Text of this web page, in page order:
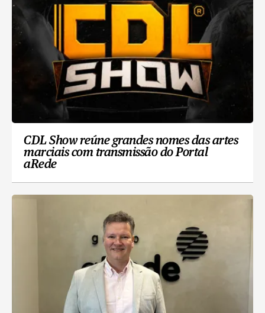
CDL Show reúne grandes nomes das artes
marciais com transmissão do Portal
aRede